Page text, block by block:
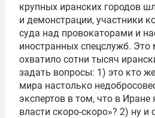
крупных иранских городов
и демонстрации, участники
суда над провокаторами и
иностранных спецслужб.
охватило сотни тысяч
задать вопросы: 1) это кто
мира настолько
экспертов в том, что в
власти скоро-скоро»? 2) ну